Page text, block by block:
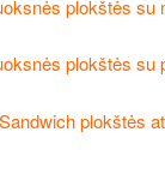
plokštės su
plokštės su
plokštės